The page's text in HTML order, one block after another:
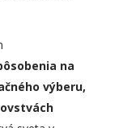
na
výberu,